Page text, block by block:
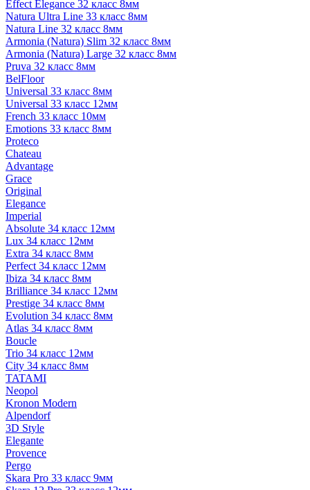
Effect Elegance 32 класс 8мм
Natura Ultra Line 33 класс 8мм
Natura Line 32 класс 8мм
Armonia (Natura) Slim 32 класс 8мм
Armonia (Natura) Large 32 класс 8мм
Pruva 32 класс 8мм
BelFloor
Universal 33 класс 8мм
Universal 33 класс 12мм
French 33 класс 10мм
Emotions 33 класс 8мм
Proteco
Chateau
Advantage
Grace
Original
Elegance
Imperial
Absolute 34 класс 12мм
Lux 34 класс 12мм
Extra 34 класс 8мм
Perfect 34 класс 12мм
Ibiza 34 класс 8мм
Brilliance 34 класс 12мм
Prestige 34 класс 8мм
Evolution 34 класс 8мм
Atlas 34 класс 8мм
Boucle
Trio 34 класс 12мм
City 34 класс 8мм
TATAMI
Neopol
Kronon Modern
Alpendorf
3D Style
Elegante
Provence
Pergo
Skara Pro 33 класс 9мм